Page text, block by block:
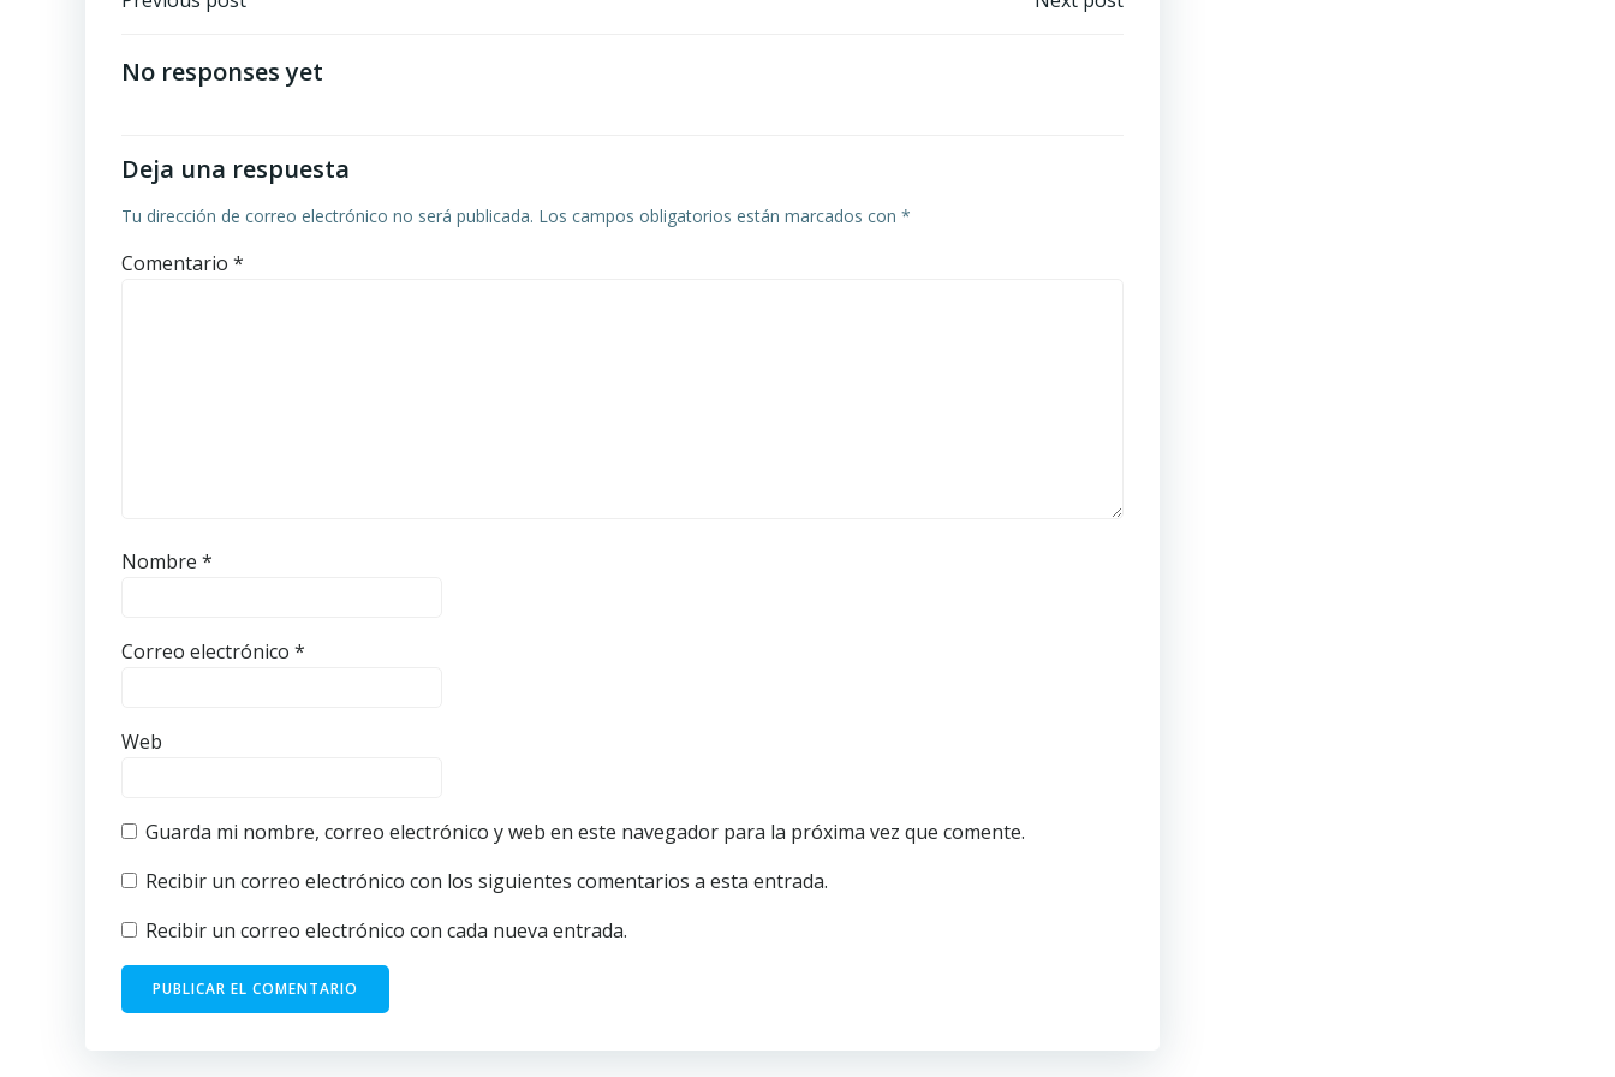
por
entradas
No responses yet
Deja una respuesta
Tu dirección de correo electrónico no será publicada. Los campos obligatorios están marcados con *
Comentario *
Nombre *
Correo electrónico *
Web
Guarda mi nombre, correo electrónico y web en este navegador para la próxima vez que comente.
Recibir un correo electrónico con los siguientes comentarios a esta entrada.
Recibir un correo electrónico con cada nueva entrada.